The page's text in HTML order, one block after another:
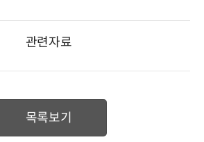
관련자료
목록보기